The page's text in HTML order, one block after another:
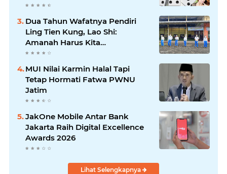
Dua Tahun Wafatnya Pendiri
Ling Tien Kung, Lao Shi:
Amanah Harus Kita
Laksanakan!
MUI Nilai Karmin Halal Tapi
Tetap Hormati Fatwa PWNU
Jatim
JakOne Mobile Antar Bank
Jakarta Raih Digital Excellence
Awards 2026
Lihat Selengkapnya